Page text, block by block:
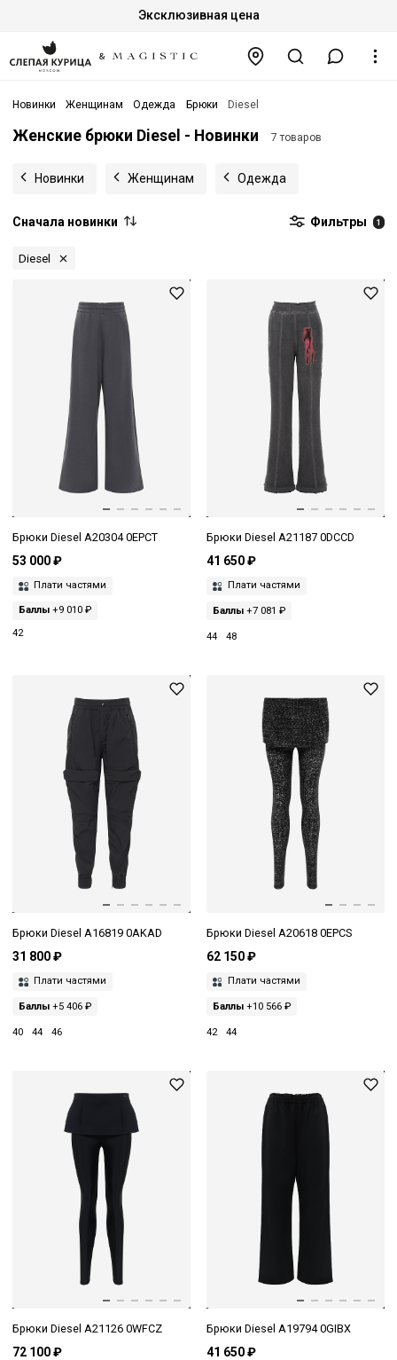
Эксклюзивная цена
Новинки Женщинам Одежда Брюки Diesel
Женские брюки Diesel - Новинки 7 товаров
Новинки Женщинам Одежда
Сначала новинки Фильтры 1
Diesel
Брюки Diesel A20304 0EPCT
53 000 ₽
Плати частями
Баллы +9 010 ₽
42
Брюки Diesel A21187 0DCCD
41 650 ₽
Плати частями
Баллы+7 081 ₽
44 48
Брюки Diesel A16819 0AKAD
31 800 ₽
Плати частями
Баллы +5 406 ₽
40 44 46
Брюки Diesel A20618 0EPCS
62 150 ₽
Плати частями
Баллы+10 566 ₽
42 44
Брюки Diesel A21126 0WFCZ
72 100 ₽
Брюки Diesel A19794 0GIBX
41 650 ₽